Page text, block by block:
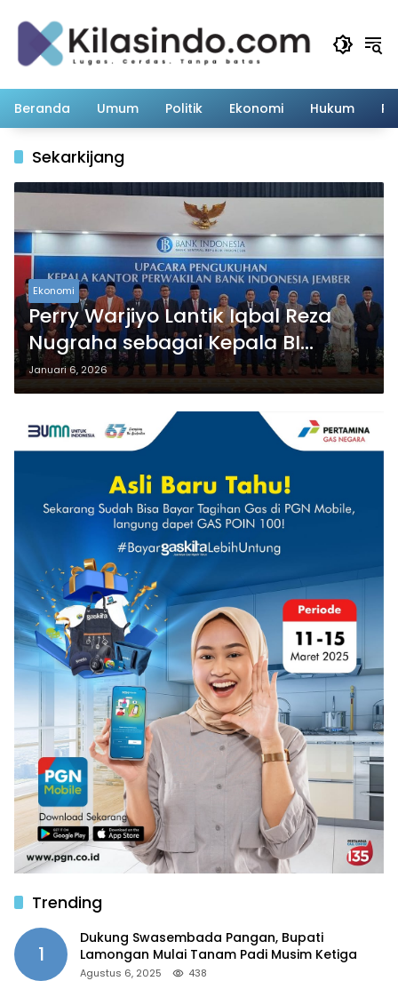
Beranda Umum Politik Ekonomi Hukum
Sekarkijang
Ekonomi
Perry Warjiyo Lantik Iqbal Reza
Nugraha sebagai Kepala BI
Jember
Januari 6, 2026
Trending
1
Dukung Swasembada Pangan, Bupati
Lamongan Mulai Tanam Padi Musim Ketiga
Agustus 6, 2025 438